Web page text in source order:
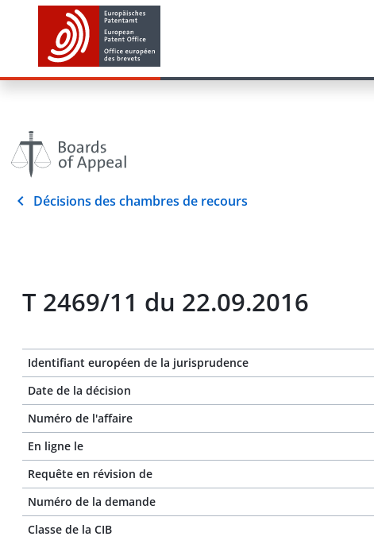
Décisions des chambres de recours
T 2469/11 du 22.09.2016
Identifiant européen de la jurisprudence
Date de la décision
Numéro de l'affaire
En ligne le
Requête en révision de
Numéro de la demande
Classe de la CIB